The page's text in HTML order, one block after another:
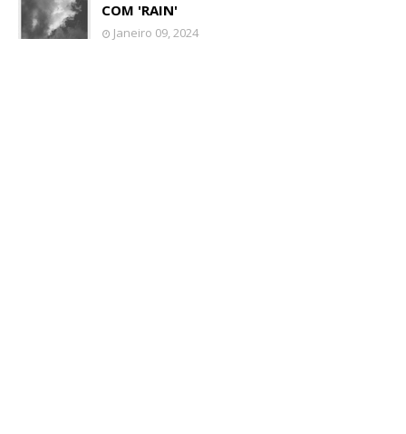
COM 'RAIN'
Janeiro 09, 2024